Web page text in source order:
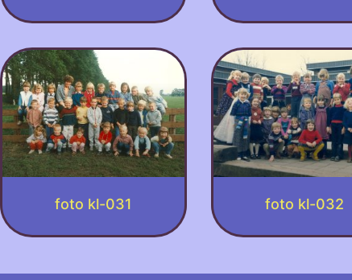
foto kl-031 foto kl-032